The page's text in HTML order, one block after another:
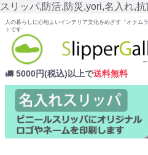
スリッパ,防活,防災,yori,名入れ,
人の暮らしに心地よいインテリア文化をめざす『オクム
トです
5000円(税込)以上で送料無料